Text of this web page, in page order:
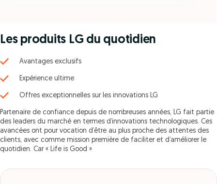
Les produits LG du quotidien
Avantages exclusifs
Expérience ultime
Offres exceptionnelles sur les innovations LG
Partenaire de confiance depuis de nombreuses années, LG fait partie
des leaders du marché en termes d’innovations technologiques. Ces
avancées ont pour vocation d’être au plus proche des attentes des
clients, avec comme mission première de faciliter et d’améliorer le
quotidien. Car « Life is Good »